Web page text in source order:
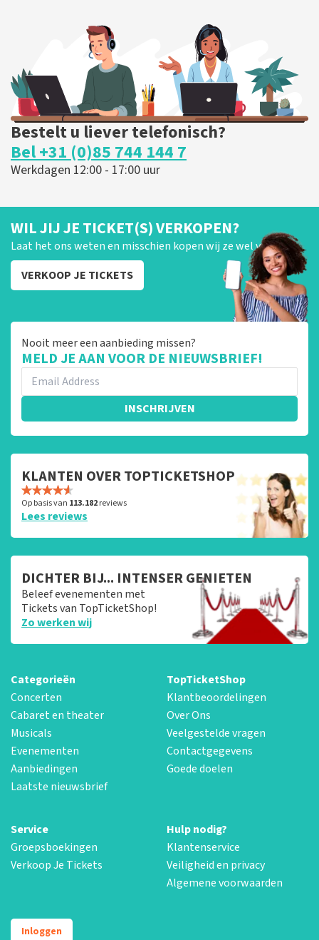
Bestelt u liever telefonisch?
Bel +31 (0)85 744 144 7
Werkdagen 12:00 - 17:00 uur
WIL JIJ JE TICKET(S) VERKOPEN?
Laat het ons weten en misschien kopen wij ze wel van je!
VERKOOP JE TICKETS
Nooit meer een aanbieding missen?
MELD JE AAN VOOR DE NIEUWSBRIEF!
INSCHRIJVEN
KLANTEN OVER TOPTICKETSHOP
Op basis van 113.182reviews
Lees reviews
DICHTER BIJ... INTENSER GENIETEN
Beleef evenementen met
Tickets van TopTicketShop!
Zo werken wij
Categorieën
Concerten
Cabaret en theater
Musicals
Evenementen
Aanbiedingen
Laatste nieuwsbrief
TopTicketShop
Klantbeoordelingen
Over Ons
Veelgestelde vragen
Contactgegevens
Goede doelen
Service
Groepsboekingen
Verkoop Je Tickets
Hulp nodig?
Klantenservice
Veiligheid en privacy
Algemene voorwaarden
Inloggen